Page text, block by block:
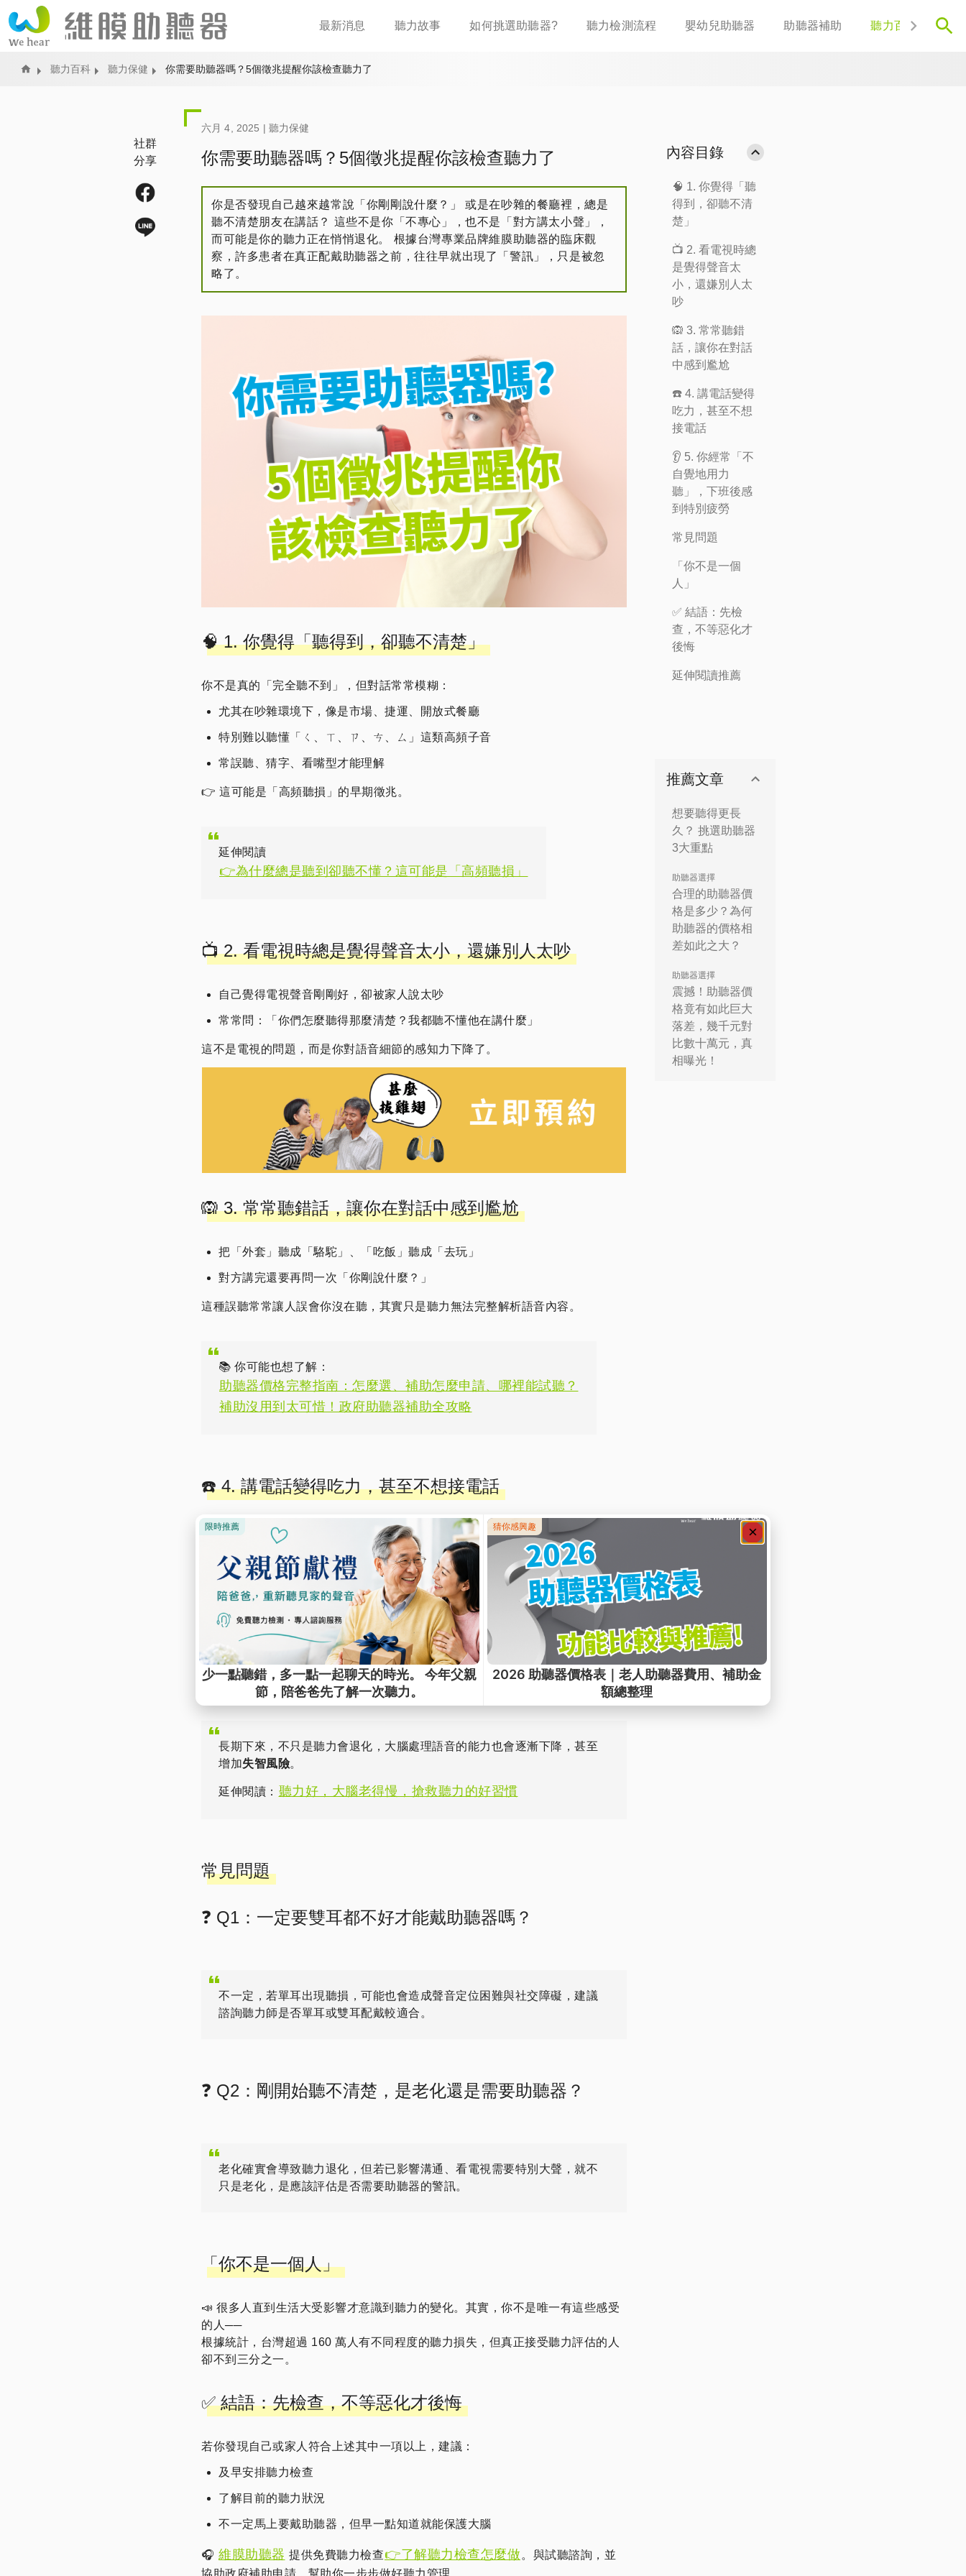
至
最新消息 聽力故事 如何挑選助聽器? 聽力檢測流程 嬰幼兒助聽器 助聽器補助 聽力百科 聯
Home 聽力百科 聽力保健 你需要助聽器嗎？5個徵兆提醒你該檢查聽力了
六月 4, 2025 | 聽力保健
你需要助聽器嗎？5個徵兆提醒你該檢查聽力了
你是否發現自己越來越常說「你剛剛說什麼？」 或是在吵雜的餐廳裡，總是
聽不清楚朋友在講話？ 這些不是你「不專心」，也不是「對方講太小聲」，
而可能是你的聽力正在悄悄退化。 根據台灣專業品牌維膜助聽器的臨床觀
察，許多患者在真正配戴助聽器之前，往往早就出現了「警訊」，只是被忽
略了。
🧠 1. 你覺得「聽得到，卻聽不清楚」
你不是真的「完全聽不到」，但對話常常模糊：
尤其在吵雜環境下，像是市場、捷運、開放式餐廳
特別難以聽懂「ㄑ、ㄒ、ㄗ、ㄘ、ㄙ」這類高頻子音
常誤聽、猜字、看嘴型才能理解
👉 這可能是「高頻聽損」的早期徵兆。
延伸閱讀
👉為什麼總是聽到卻聽不懂？這可能是「高頻聽損」
📺 2. 看電視時總是覺得聲音太小，還嫌別人太吵
自己覺得電視聲音剛剛好，卻被家人說太吵
常常問：「你們怎麼聽得那麼清楚？我都聽不懂他在講什麼」
這不是電視的問題，而是你對語音細節的感知力下降了。
🙉 3. 常常聽錯話，讓你在對話中感到尷尬
把「外套」聽成「駱駝」、「吃飯」聽成「去玩」
對方講完還要再問一次「你剛說什麼？」
這種誤聽常常讓人誤會你沒在聽，其實只是聽力無法完整解析語音內容。
📚 你可能也想了解：
助聽器價格完整指南：怎麼選、補助怎麼申請、哪裡能試聽？
補助沒用到太可惜！政府助聽器補助全攻略
☎️ 4. 講電話變得吃力，甚至不想接電話
電話沒有視覺輔助，也無法靠唇語輔助，是聽力受損者最先出現困難的情境之
若你發現講電話總是需要對方重複，或乾脆不想講，這是
典型的聽力退化行為表
。
👂 5. 你經常「不自覺地用力聽」，下班後感到特別疲勞
這是所謂的「聽力認知負擔增加」，當你要花更多精力去「聽懂」，就會造成整
體認知與注意力的疲勞。
長期下來，不只是聽力會退化，大腦處理語音的能力也會逐漸下降，甚至
增加失智風險。
延伸閱讀： 聽力好，大腦老得慢，搶救聽力的好習慣
常見問題
❓ Q1：一定要雙耳都不好才能戴助聽器嗎？
不一定，若單耳出現聽損，可能也會造成聲音定位困難與社交障礙，建議
諮詢聽力師是否單耳或雙耳配戴較適合。
❓ Q2：剛開始聽不清楚，是老化還是需要助聽器？
老化確實會導致聽力退化，但若已影響溝通、看電視需要特別大聲，就不
只是老化，是應該評估是否需要助聽器的警訊。
「你不是一個人」
📣 很多人直到生活大受影響才意識到聽力的變化。其實，你不是唯一有這些感受
的人──
根據統計，台灣超過 160 萬人有不同程度的聽力損失，但真正接受聽力評估的人
卻不到三分之一。
✅ 結語：先檢查，不等惡化才後悔
若你發現自己或家人符合上述其中一項以上，建議：
及早安排聽力檢查
了解目前的聽力狀況
不一定馬上要戴助聽器，但早一點知道就能保護大腦
🎧 維膜助聽器 提供免費聽力檢查👉了解聽力檢查怎麼做。與試聽諮詢，並
社群
分享
內容目錄
🧠 1. 你覺得「聽
得到，卻聽不清
楚」
📺 2. 看電視時總
是覺得聲音太
小，還嫌別人太
吵
🙉 3. 常常聽錯
話，讓你在對話
中感到尷尬
☎️ 4. 講電話變得
吃力，甚至不想
接電話
👂 5. 你經常「不
自覺地用力
聽」，下班後感
到特別疲勞
常見問題
「你不是一個
人」
✅ 結語：先檢
查，不等惡化才
後悔
延伸閱讀推薦
推薦文章
想要聽得更長
久？ 挑選助聽器
3大重點
助聽器選擇
合理的助聽器價
格是多少？為何
助聽器的價格相
差如此之大？
助聽器選擇
震撼！助聽器價
格竟有如此巨大
落差，幾千元對
比數十萬元，真
相曝光！